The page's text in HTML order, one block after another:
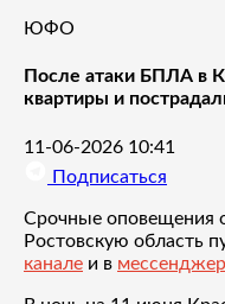
ЮФО
После атаки БПЛА в
квартиры и
11-06-2026 10:41
Подписаться
Срочные оповещения
Ростовскую область
канале и в